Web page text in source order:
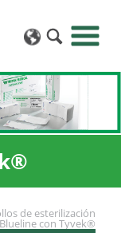
de esterilización
con Tyvek®